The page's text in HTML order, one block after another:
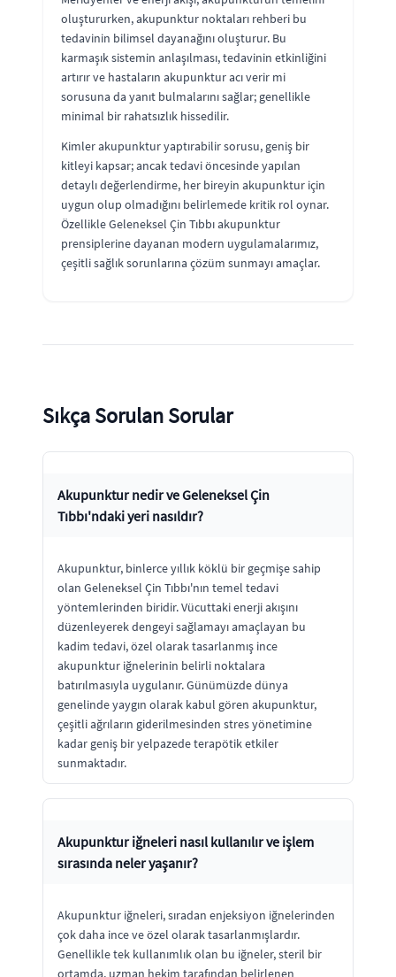
oluştururken, akupunktur noktaları rehberi bu
tedavinin bilimsel dayanağını oluşturur. Bu
karmaşık sistemin anlaşılması, tedavinin etkinliğini
artırır ve hastaların akupunktur acı verir mi
sorusuna da yanıt bulmalarını sağlar; genellikle
minimal bir rahatsızlık hissedilir.
Kimler akupunktur yaptırabilir sorusu, geniş bir
kitleyi kapsar; ancak tedavi öncesinde yapılan
detaylı değerlendirme, her bireyin akupunktur için
uygun olup olmadığını belirlemede kritik rol oynar.
Özellikle Geleneksel Çin Tıbbı akupunktur
prensiplerine dayanan modern uygulamalarımız,
çeşitli sağlık sorunlarına çözüm sunmayı amaçlar.
Sıkça Sorulan Sorular
Akupunktur nedir ve Geleneksel Çin
Tıbbı'ndaki yeri nasıldır?
Akupunktur, binlerce yıllık köklü bir geçmişe sahip
olan Geleneksel Çin Tıbbı'nın temel tedavi
yöntemlerinden biridir. Vücuttaki enerji akışını
düzenleyerek dengeyi sağlamayı amaçlayan bu
kadim tedavi, özel olarak tasarlanmış ince
akupunktur iğnelerinin belirli noktalara
batırılmasıyla uygulanır. Günümüzde dünya
genelinde yaygın olarak kabul gören akupunktur,
çeşitli ağrıların giderilmesinden stres yönetimine
kadar geniş bir yelpazede terapötik etkiler
sunmaktadır.
Akupunktur iğneleri nasıl kullanılır ve işlem
sırasında neler yaşanır?
Akupunktur iğneleri, sıradan enjeksiyon iğnelerinden
çok daha ince ve özel olarak tasarlanmışlardır.
Genellikle tek kullanımlık olan bu iğneler, steril bir
ortamda, uzman hekim tarafından belirlenen